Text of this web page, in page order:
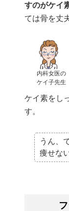
すのがケイ
ては骨を丈
内科女医の
ケイ子先生
ケイ素をし
す。
うん、
痩せな